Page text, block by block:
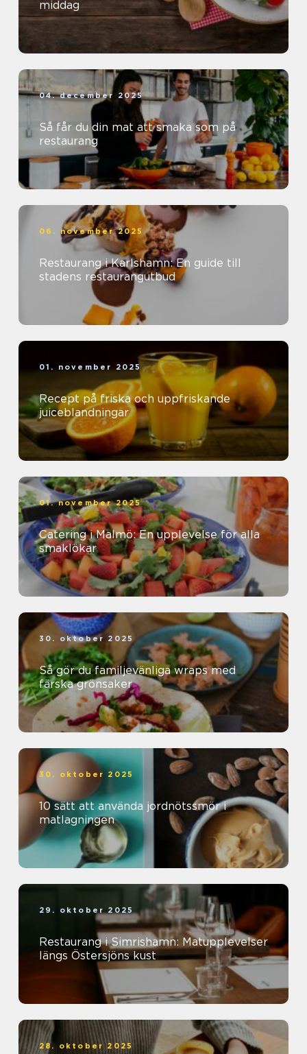
middag
04. december 2025
Så får du din mat att smaka som på
restaurang
06. november 2025
Restaurang i Karlshamn: En guide till
stadens restaurangutbud
01. november 2025
Recept på friska och uppfriskande
juiceblandningar
01. november 2025
Catering i Malmö: En upplevelse för alla
smaklökar
30. oktober 2025
Så gör du familjevänliga wraps med
färska grönsaker
30. oktober 2025
10 sätt att använda jordnötssmör i
matlagningen
29. oktober 2025
Restaurang i Simrishamn: Matupplevelser
längs Östersjöns kust
28. oktober 2025